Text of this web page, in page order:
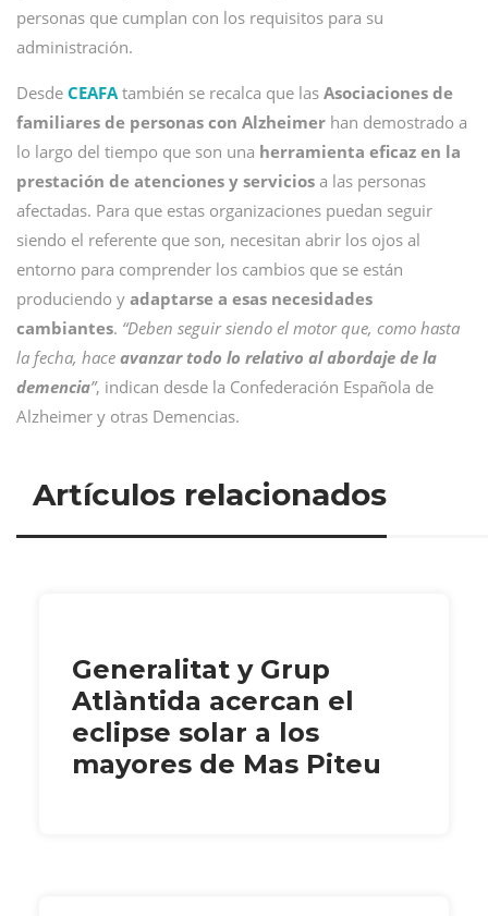
personas que cumplan con los requisitos para su
administración.
Desde CEAFAtambién se recalca que las Asociaciones de
familiares de personas con Alzheimer han demostrado a
lo largo del tiempo que son una herramienta eficaz en la
prestación de atenciones y servicios a las personas
afectadas. Para que estas organizaciones puedan seguir
siendo el referente que son, necesitan abrir los ojos al
entorno para comprender los cambios que se están
produciendo y adaptarse a esas necesidades
cambiantes. “Deben seguir siendo el motor que, como hasta
la fecha, hace avanzar todo lo relativo al abordaje de la
demencia”, indican desde la Confederación Española de
Alzheimer y otras Demencias.
Artículos relacionados
Generalitat y Grup
Atlàntida acercan el
eclipse solar a los
mayores de Mas Piteu